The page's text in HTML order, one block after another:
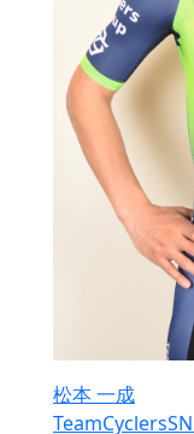
松本 一成